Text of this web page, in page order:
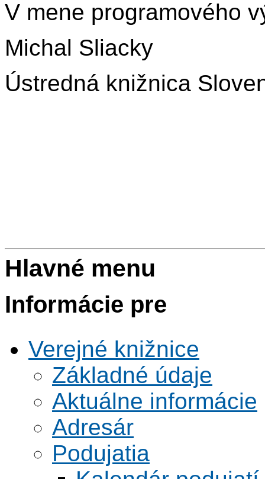
V mene programového
Michal Sliacky
Ústredná knižnica
Hlavné menu
Informácie pre
Verejné knižnice
Základné údaje
Aktuálne informácie
Adresár
Podujatia